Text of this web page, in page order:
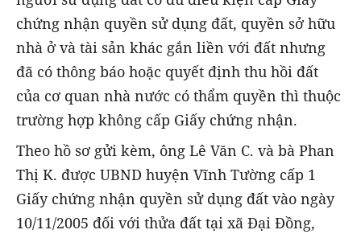
chứng nhận quyền sử dụng đất, quyền sở hữu
nhà ở và tài sản khác gắn liền với đất nhưng
đã có thông báo hoặc quyết định thu hồi đất
của cơ quan nhà nước có thẩm quyền thì thuộc
trường hợp không cấp Giấy chứng nhận.
Theo hồ sơ gửi kèm, ông Lê Văn C. và bà Phan
Thị K. được UBND huyện Vĩnh Tường cấp 1
Giấy chứng nhận quyền sử dụng đất vào ngày
10/11/2005 đối với thửa đất tại xã Đại Đồng,